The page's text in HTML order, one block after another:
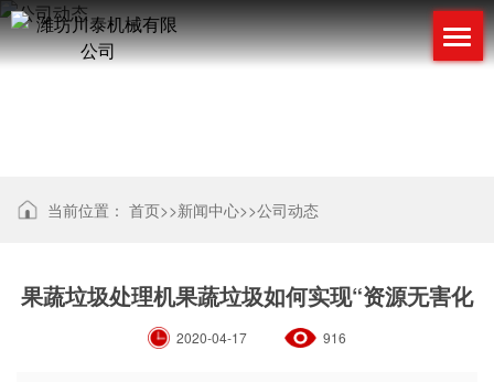
当前位置： 首页>>新闻中心>>公司动态
果蔬垃圾处理机果蔬垃圾如何实现“资源无害化
2020-04-17 916